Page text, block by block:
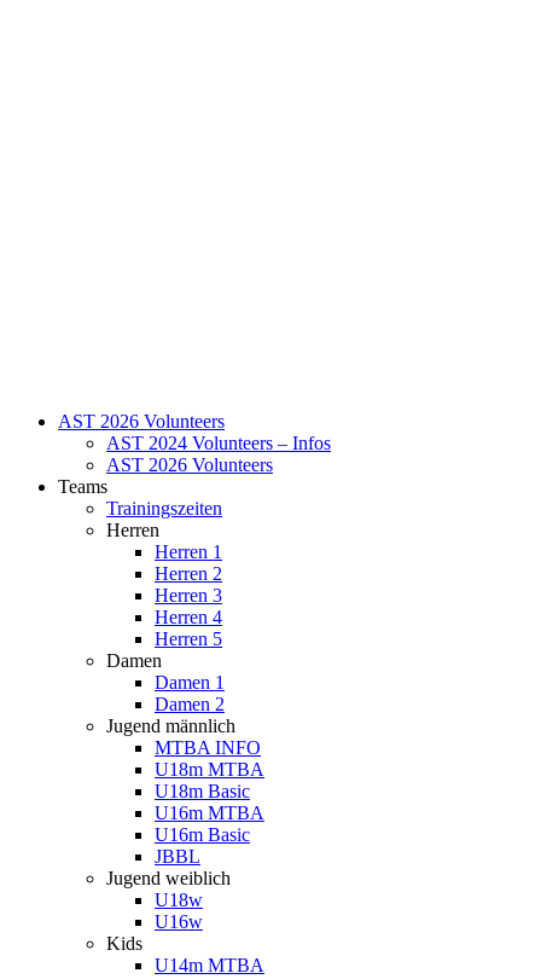
AST 2026 Volunteers
AST 2024 Volunteers – Infos
AST 2026 Volunteers
Teams
Trainingszeiten
Herren
Herren 1
Herren 2
Herren 3
Herren 4
Herren 5
Damen
Damen 1
Damen 2
Jugend männlich
MTBA INFO
U18m MTBA
U18m Basic
U16m MTBA
U16m Basic
JBBL
Jugend weiblich
U18w
U16w
Kids
U14m MTBA